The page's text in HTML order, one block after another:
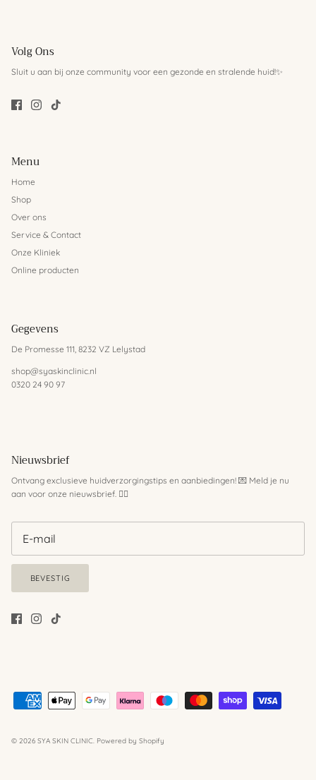
Volg Ons
Sluit u aan bij onze community voor een gezonde en stralende huid!✨
Menu
Home
Shop
Over ons
Service & Contact
Onze Kliniek
Online producten
Gegevens
De Promesse 111, 8232 VZ Lelystad
shop@syaskinclinic.nl
0320 24 90 97
Nieuwsbrief
Ontvang exclusieve huidverzorgingstips en aanbiedingen! 💌 Meld je nu
aan voor onze nieuwsbrief. 💆‍♀️
BEVESTIG
© 2026 SYA SKIN CLINIC. Powered by Shopify